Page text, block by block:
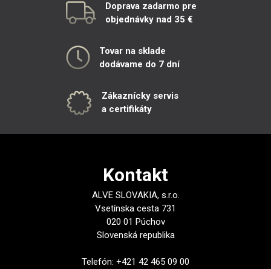
Doprava zadarmo pre
objednávky nad 35 €
Tovar na sklade
dodávame do 7 dní
Zákaznícky servis
a certifikáty
Kontakt
ALVE SLOVAKIA, s.r.o.
Vsetínska cesta 731
020 01 Púchov
Slovenská republika
Telefón: +421 42 465 09 00